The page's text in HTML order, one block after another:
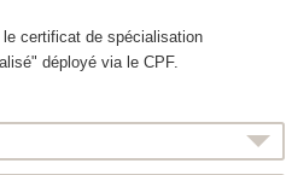
certificat de spécialisation
déployé via le CPF.